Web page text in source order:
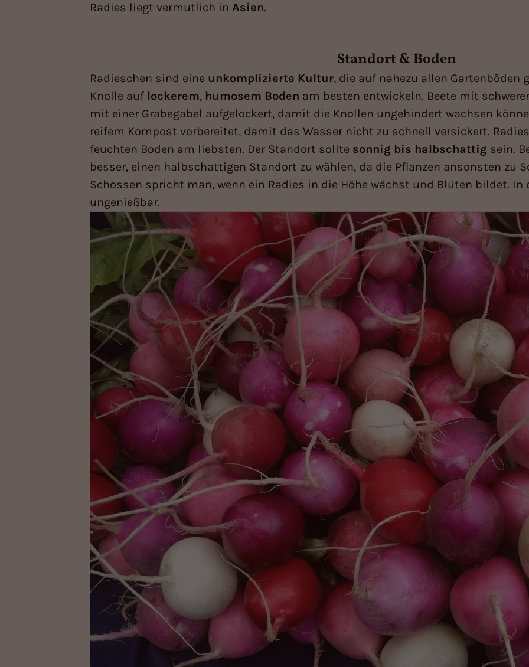
Radies liegt vermutlich in Asien.
Standort & Boden
Radieschen sind eine unkomplizierte Kultur, die auf nahezu allen Gartenböden
Knolle auf lockerem, humosem Boden am besten entwickeln. Beete mit
mit einer Grabegabel aufgelockert, damit die Knollen ungehindert wachsen
reifem Kompost vorbereitet, damit das Wasser nicht zu schnell versickert.
feuchten Boden am liebsten. Der Standort sollte sonnig bis halbschattig sein.
besser, einen halbschattigen Standort zu wählen, da die Pflanzen ansonsten zu
Schossen spricht man, wenn ein Radies in die Höhe wächst und Blüten bildet. In
ungenießbar.